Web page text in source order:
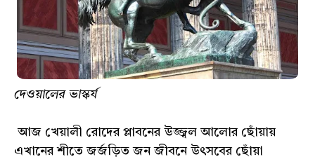
দেওয়ালের ভাস্কর্য
আজ খেয়ালী রোদের প্লাবনের উজ্জ্বল আলোর ছোঁয়ায়
এখানের শীতে জর্জড়িত জন জীবনে উৎসবের ছোঁয়া